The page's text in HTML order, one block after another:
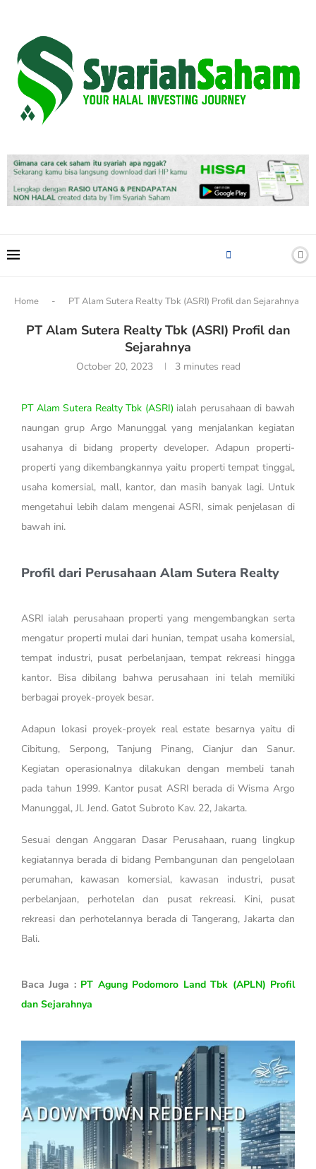
Home - PT Alam Sutera Realty Tbk (ASRI) Profil dan Sejarahnya
PT Alam Sutera Realty Tbk (ASRI) Profil dan
Sejarahnya
October 20, 2023 3 minutes read
PT Alam Sutera Realty Tbk (ASRI) ialah perusahaan di bawah
naungan grup Argo Manunggal yang menjalankan kegiatan
usahanya di bidang property developer. Adapun properti-
properti yang dikembangkannya yaitu properti tempat tinggal,
usaha komersial, mall, kantor, dan masih banyak lagi. Untuk
mengetahui lebih dalam mengenai ASRI, simak penjelasan di
bawah ini.
Profil dari Perusahaan Alam Sutera Realty
ASRI ialah perusahaan properti yang mengembangkan serta
mengatur properti mulai dari hunian, tempat usaha komersial,
tempat industri, pusat perbelanjaan, tempat rekreasi hingga
kantor. Bisa dibilang bahwa perusahaan ini telah memiliki
berbagai proyek-proyek besar.
Adapun lokasi proyek-proyek real estate besarnya yaitu di
Cibitung, Serpong, Tanjung Pinang, Cianjur dan Sanur.
Kegiatan operasionalnya dilakukan dengan membeli tanah
pada tahun 1999. Kantor pusat ASRI berada di Wisma Argo
Manunggal, Jl. Jend. Gatot Subroto Kav. 22, Jakarta.
Sesuai dengan Anggaran Dasar Perusahaan, ruang lingkup
kegiatannya berada di bidang Pembangunan dan pengelolaan
perumahan, kawasan komersial, kawasan industri, pusat
perbelanjaan, perhotelan dan pusat rekreasi. Kini, pusat
rekreasi dan perhotelannya berada di Tangerang, Jakarta dan
Bali.
Baca Juga : PT Agung Podomoro Land Tbk (APLN) Profil
dan Sejarahnya